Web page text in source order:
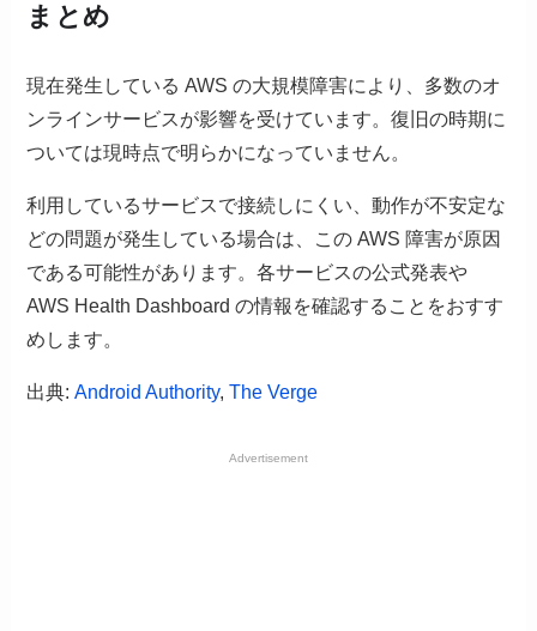
まとめ
現在発生している AWS の大規模障害により、多数のオ
ンラインサービスが影響を受けています。復旧の時期に
ついては現時点で明らかになっていません。
利用しているサービスで接続しにくい、動作が不安定な
どの問題が発生している場合は、この AWS 障害が原因
である可能性があります。各サービスの公式発表や
AWS Health Dashboard の情報を確認することをおすす
めします。
出典:Android Authority,The Verge
Advertisement